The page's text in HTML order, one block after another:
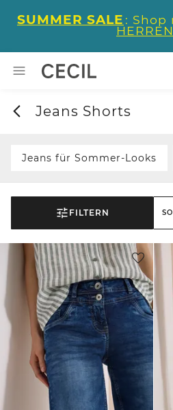
SUMMER SALE : Shop
HERREN
Jeans Shorts
Jeans für Sommer-Looks
FILTERN